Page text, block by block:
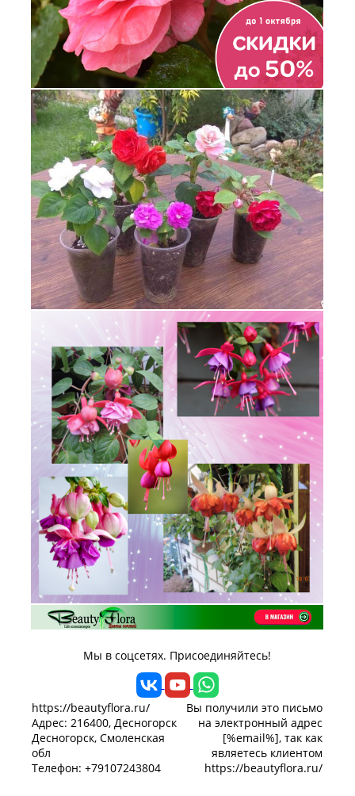
Мы в соцсетях. Присоединяйтесь!
https://beautyflora.ru/
Адрес: 216400, Десногорск
Десногорск, Смоленская
обл
Телефон: +79107243804
Вы получили это письмо
на электронный адрес
[%email%], так как
являетесь клиентом
https://beautyflora.ru/